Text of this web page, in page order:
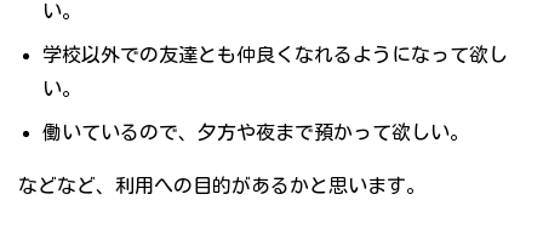
い。
学校以外での友達とも仲良くなれるようになって欲し
い。
働いているので、夕方や夜まで預かって欲しい。
などなど、利用への目的があるかと思います。